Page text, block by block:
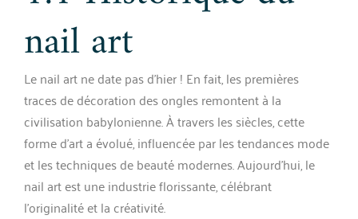
nail art
Le nail art ne date pas d’hier ! En fait, les premières
traces de décoration des ongles remontent à la
civilisation babylonienne. À travers les siècles, cette
forme d’art a évolué, influencée par les tendances mode
et les techniques de beauté modernes. Aujourd’hui, le
nail art est une industrie florissante, célébrant
l’originalité et la créativité.